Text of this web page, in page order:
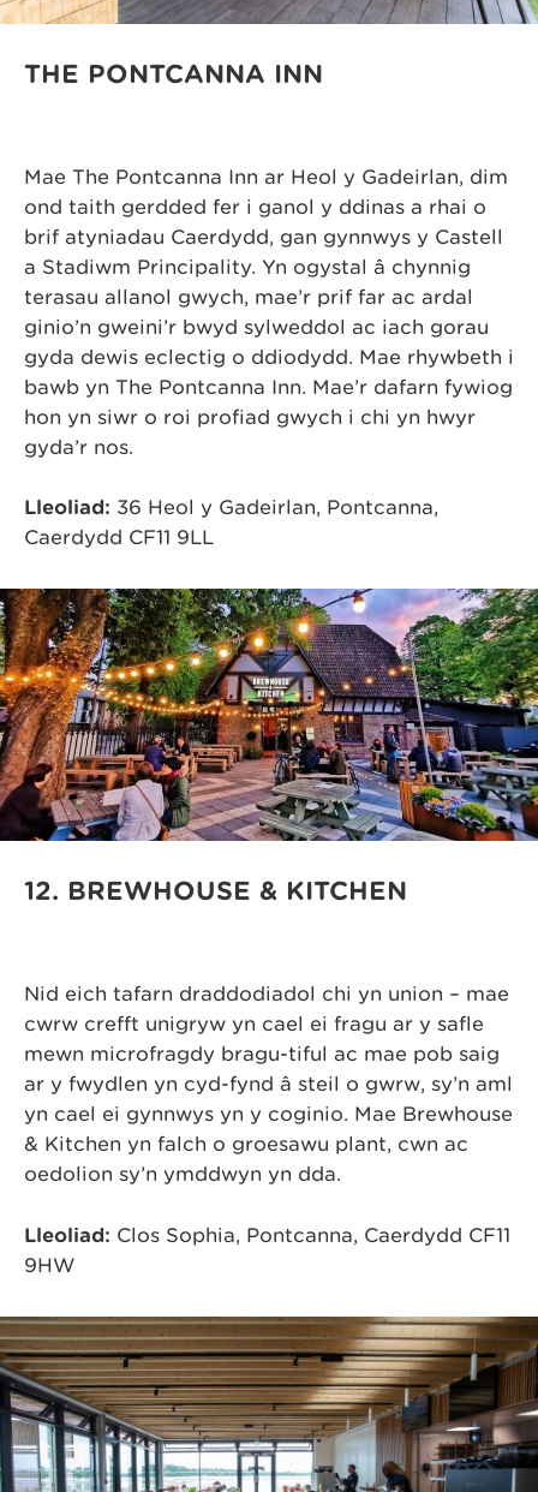
THE PONTCANNA INN
Mae The Pontcanna Inn ar Heol y Gadeirlan, dim
ond taith gerdded fer i ganol y ddinas a rhai o
brif atyniadau Caerdydd, gan gynnwys y Castell
a Stadiwm Principality. Yn ogystal â chynnig
terasau allanol gwych, mae’r prif far ac ardal
ginio’n gweini’r bwyd sylweddol ac iach gorau
gyda dewis eclectig o ddiodydd. Mae rhywbeth i
bawb yn The Pontcanna Inn. Mae’r dafarn fywiog
hon yn siŵr o roi profiad gwych i chi yn hwyr
gyda’r nos.
Lleoliad: 36 Heol y Gadeirlan, Pontcanna,
Caerdydd CF11 9LL
12. BREWHOUSE & KITCHEN
Nid eich tafarn draddodiadol chi yn union – mae
cwrw crefft unigryw yn cael ei fragu ar y safle
mewn microfragdy bragu-tiful ac mae pob saig
ar y fwydlen yn cyd-fynd â steil o gwrw, sy’n aml
yn cael ei gynnwys yn y coginio. Mae Brewhouse
& Kitchen yn falch o groesawu plant, cŵn ac
oedolion sy’n ymddwyn yn dda.
Lleoliad: Clos Sophia, Pontcanna, Caerdydd CF11
9HW